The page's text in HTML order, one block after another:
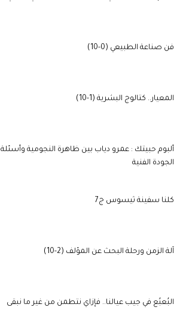
فن صناعة الطبيعي (0-10)
المعيار.. كتالوج البشرية (1-10)
ألبوم حبيتك : عمرو دياب بين ظاهرة النجومية وأسئلة
الجودة الفنية
كلنا سفينة ثيسوس ج7
آلة الزمن ورحلة البحث عن المؤلف (2-10)
البُعبُع في جيب عيالنا.. فإزاي نتطمن من غير ما نبقى